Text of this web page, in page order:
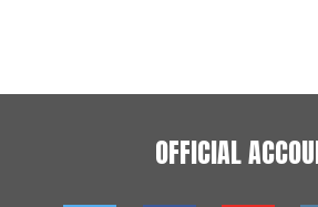
OFFICIAL